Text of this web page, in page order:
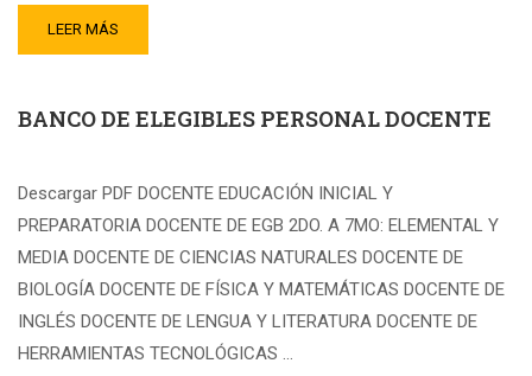
LEER MÁS
BANCO DE ELEGIBLES PERSONAL DOCENTE
Descargar PDF DOCENTE EDUCACIÓN INICIAL Y
PREPARATORIA DOCENTE DE EGB 2DO. A 7MO: ELEMENTAL Y
MEDIA DOCENTE DE CIENCIAS NATURALES DOCENTE DE
BIOLOGÍA DOCENTE DE FÍSICA Y MATEMÁTICAS DOCENTE DE
INGLÉS DOCENTE DE LENGUA Y LITERATURA DOCENTE DE
HERRAMIENTAS TECNOLÓGICAS …